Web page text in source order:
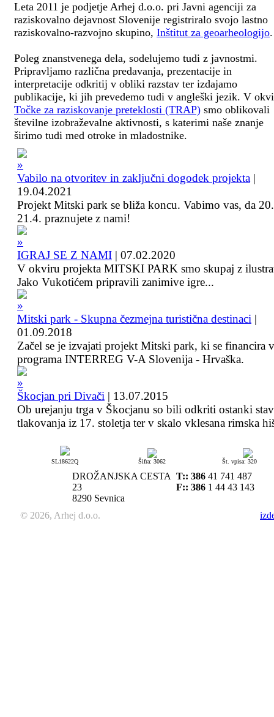
Leta 2011 je podjetje Arhej d.o.o. pri Javni agenciji za
raziskovalno dejavnost Slovenije registriralo svojo lastno
raziskovalno-razvojno skupino, Inštitut za geoarheologijo.
Poleg znanstvenega dela, sodelujemo tudi z javnostmi.
Pripravljamo različna predavanja, prezentacije in
interpretacije odkritij v obliki razstav ter izdajamo
publikacije, ki jih prevedemo tudi v angleški jezik. V
Točke za raziskovanje preteklosti (TRAP) smo oblikovali
številne izobraževalne aktivnosti, s katerimi naše znanje
širimo tudi med otroke in mladostnike.
Vabilo na otvoritev in zaključni dogodek projekta |
19.04.2021
Projekt Mitski park se bliža koncu. Vabimo vas, da
21.4. praznujete z nami!
IGRAJ SE Z NAMI | 07.02.2020
V okviru projekta MITSKI PARK smo skupaj z
Jako Vukotićem pripravili zanimive igre...
Mitski park - Skupna čezmejna turistična destinaci |
01.09.2018
Začel se je izvajati projekt Mitski park, ki se financira
programa INTERREG V-A Slovenija - Hrvaška.
Škocjan pri Divači | 13.07.2015
Ob urejanju trga v Škocjanu so bili odkriti ostanki
tlakovanja iz 17. stoletja ter v skalo vklesana rimska
SL18622Q Šifra: 3062 Št. vpisa: 320
DROŽANJSKA CESTA
23
8290 Sevnica
T:: 386 41 741 487
F:: 386 1 44 43 143
© 2026, Arhej d.o.o.